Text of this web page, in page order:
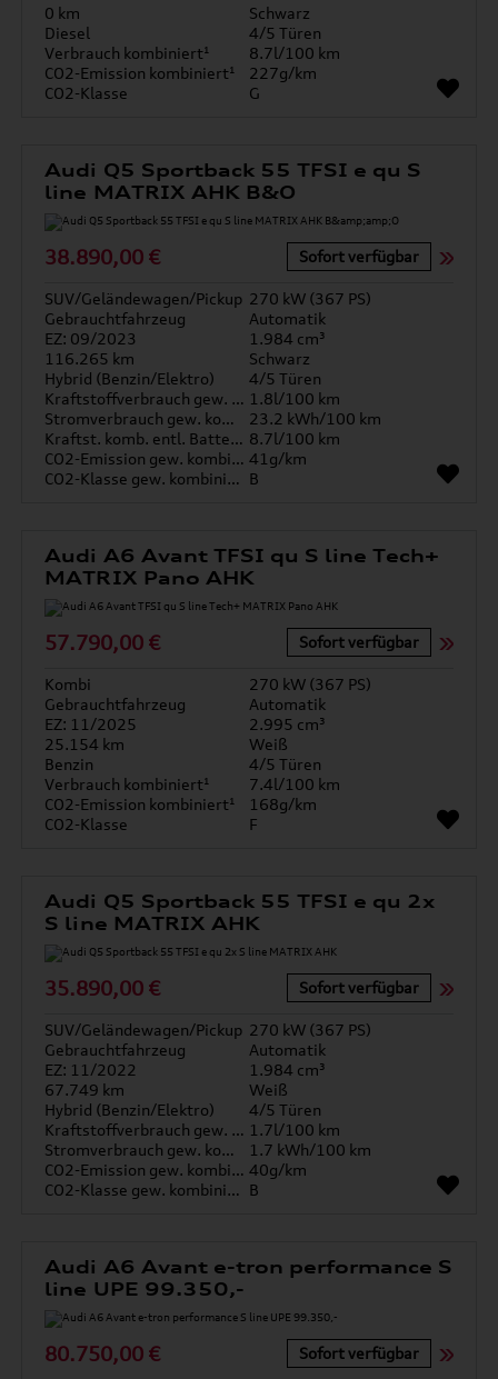
0 km
Schwarz
Diesel
4/5 Türen
Verbrauch kombiniert¹
8.7l/100 km
CO2-Emission kombiniert¹
227g/km
CO2-Klasse
G
Audi Q5 Sportback 55 TFSI e qu S
line MATRIX AHK B&O
38.890,00 € Sofort verfügbar
SUV/Geländewagen/Pickup 270 kW (367 PS)
Gebrauchtfahrzeug
Automatik
EZ: 09/2023
1.984 cm³
116.265 km
Schwarz
Hybrid (Benzin/Elektro)
4/5 Türen
Kraftstoffverbrauch gew. kombiniert 1.8l/100 km
Stromverbrauch gew. kombiniert
23.2 kWh/100 km
Kraftst. komb. entl. Batterie 8.7l/100 km
CO2-Emission gew. kombiniert 41g/km
CO2-Klasse gew. kombiniert B
Audi A6 Avant TFSI qu S line Tech+
MATRIX Pano AHK
57.790,00 € Sofort verfügbar
Kombi
270 kW (367 PS)
Gebrauchtfahrzeug
Automatik
EZ: 11/2025
2.995 cm³
25.154 km
Weiß
Benzin
4/5 Türen
Verbrauch kombiniert¹
7.4l/100 km
CO2-Emission kombiniert¹
168g/km
CO2-Klasse
F
Audi Q5 Sportback 55 TFSI e qu 2x
S line MATRIX AHK
35.890,00 € Sofort verfügbar
SUV/Geländewagen/Pickup 270 kW (367 PS)
Gebrauchtfahrzeug
Automatik
EZ: 11/2022
1.984 cm³
67.749 km
Weiß
Hybrid (Benzin/Elektro)
4/5 Türen
Kraftstoffverbrauch gew. kombiniert 1.7l/100 km
Stromverbrauch gew. kombiniert
1.7 kWh/100 km
CO2-Emission gew. kombiniert 40g/km
CO2-Klasse gew. kombiniert B
Audi A6 Avant e-tron performance S
line UPE 99.350,-
80.750,00 € Sofort verfügbar